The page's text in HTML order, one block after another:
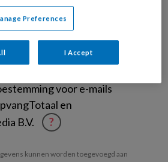
zondag het
Kinderopvang
voor e-mails
en
B.V.
?
kunnen worden toegevoegd aan
Preferences
I Accept